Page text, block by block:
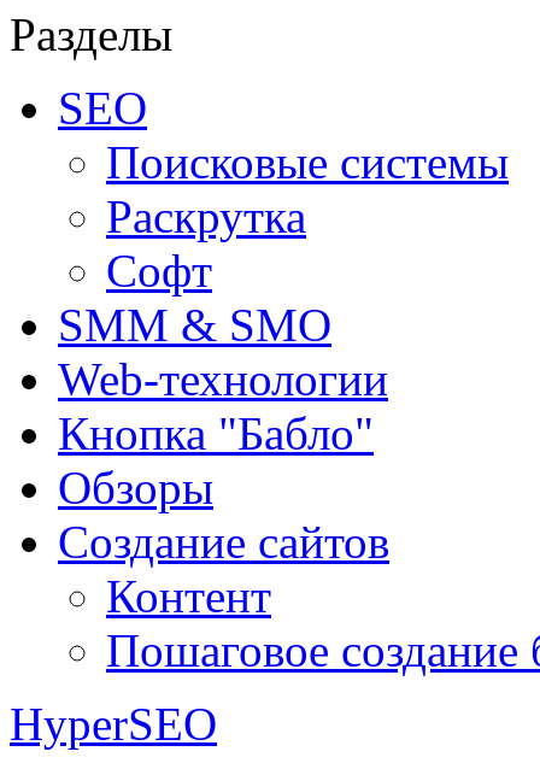
Разделы
SEO
Поисковые системы
Раскрутка
Софт
SMM & SMO
Web-технологии
Кнопка "Бабло"
Обзоры
Создание сайтов
Контент
Пошаговое создание
HyperSEO